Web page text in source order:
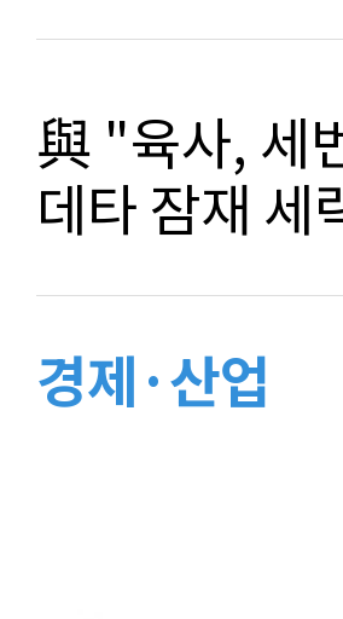
與 "육사, 세
데타 잠재 세
경제·산업